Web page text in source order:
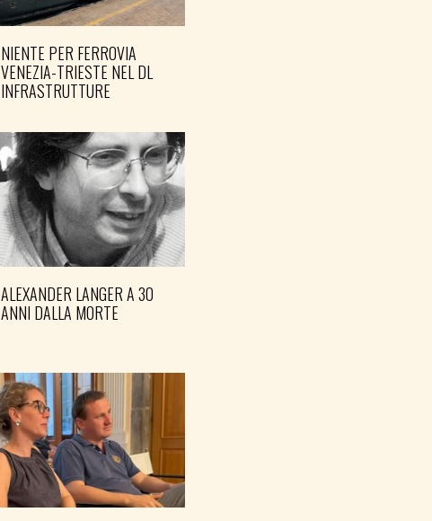
NIENTE PER FERROVIA
VENEZIA-TRIESTE NEL DL
INFRASTRUTTURE
ALEXANDER LANGER A 30
ANNI DALLA MORTE